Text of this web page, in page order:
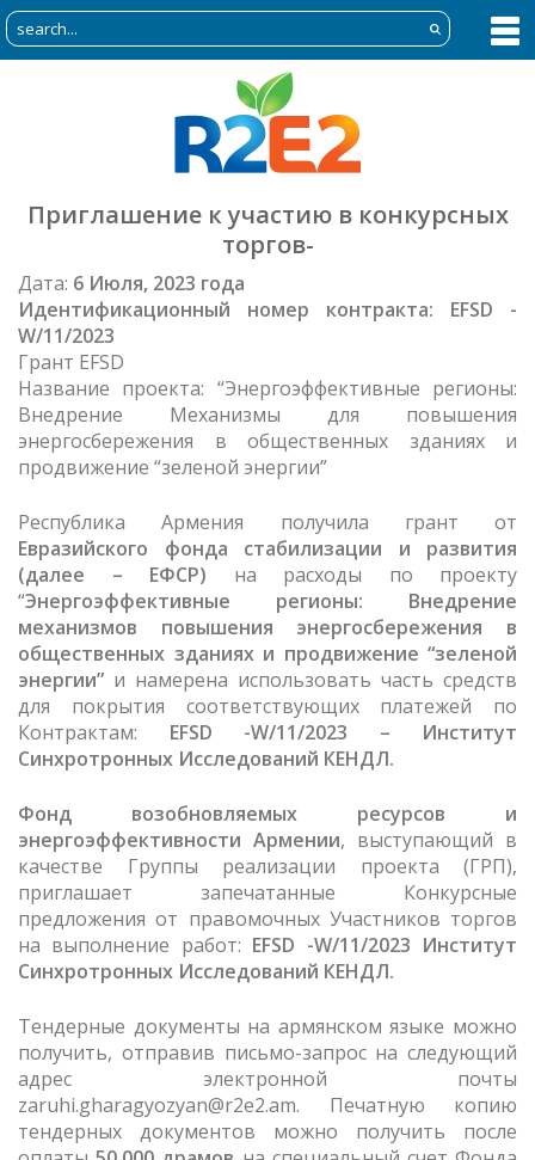
Приглашение к участию в конкурсных
торгов-
Дата: 6 Июля, 2023 года
Идентификационный номер контракта: EFSD -
W/11/2023
Грант EFSD
Название проекта: “Энергоэффективные регионы:
Внедрение Механизмы для повышения
энергосбережения в общественных зданиях и
продвижение “зеленой энергии”
Республика Армения получила грант от
Евразийского фонда стабилизации и развития
(далее – ЕФСР) на расходы по проекту
“Энергоэффективные регионы: Внедрение
механизмов повышения энергосбережения в
общественных зданиях и продвижение “зеленой
энергии” и намерена использовать часть средств
для покрытия соответствующих платежей по
Контрактам: EFSD -W/11/2023 – Институт
Синхротронных Исследований КЕНДЛ.
Фонд возобновляемых ресурсов и
энергоэффективности Армении, выступающий в
качестве Группы реализации проекта (ГРП),
приглашает запечатанные Конкурсные
предложения от правомочных Участников торгов
на выполнение работ: EFSD -W/11/2023 Институт
Синхротронных Исследований КЕНДЛ.
Тендерные документы на армянском языке можно
получить, отправив письмо-запрос на следующий
адрес электронной почты
zaruhi.gharagyozyan@r2e2.am. Печатную копию
тендерных документов можно получить после